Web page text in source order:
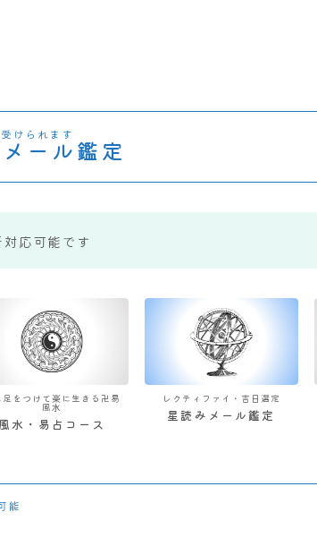
けられます
ール鑑定
応可能です
足をつけて楽に生きる卍易
風水
風水・易占コース
レクティファイ・吉日選定
星読みメール鑑定
能